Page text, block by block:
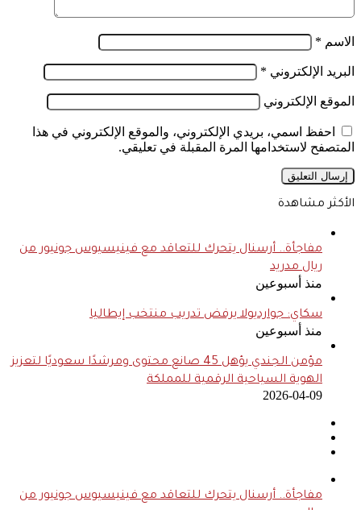
الاسم *
البريد الإلكتروني *
الموقع الإلكتروني
احفظ اسمي، بريدي الإلكتروني، والموقع الإلكتروني في هذا
المتصفح لاستخدامها المرة المقبلة في تعليقي.
الأكثر مشاهدة
مفاجأة.. أرسنال يتحرك للتعاقد مع فينيسيوس جونيور من
ريال مدريد
منذ أسبوعين
سكاي: جوارديولا يرفض تدريب منتخب إيطاليا
منذ أسبوعين
مؤمن الجندي يؤهل 45 صانع محتوى ومرشدًا سعوديًا لتعزيز
الهوية السياحية الرقمية للمملكة
2026-04-09
مفاجأة.. أرسنال يتحرك للتعاقد مع فينيسيوس جونيور من